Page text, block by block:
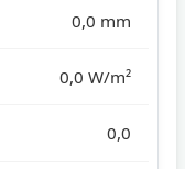
0,0 mm
0,0 W/m²
0,0